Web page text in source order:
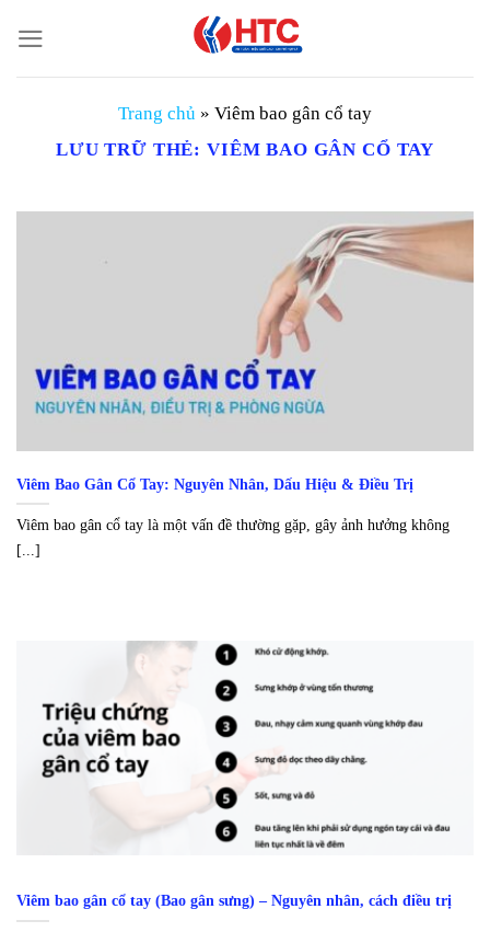
đến
nội
Trang chủ » Viêm bao gân cổ tay
LƯU TRỮ THẺ: VIÊM BAO GÂN CỔ TAY
Viêm Bao Gân Cổ Tay: Nguyên Nhân, Dấu Hiệu & Điều Trị
Viêm bao gân cổ tay là một vấn đề thường gặp, gây ảnh hưởng không
[...]
Viêm bao gân cổ tay (Bao gân sưng) – Nguyên nhân, cách điều trị